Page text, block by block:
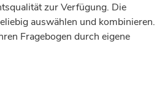
zur Verfügung. Die
auswählen und kombinieren.
Fragebogen durch eigene